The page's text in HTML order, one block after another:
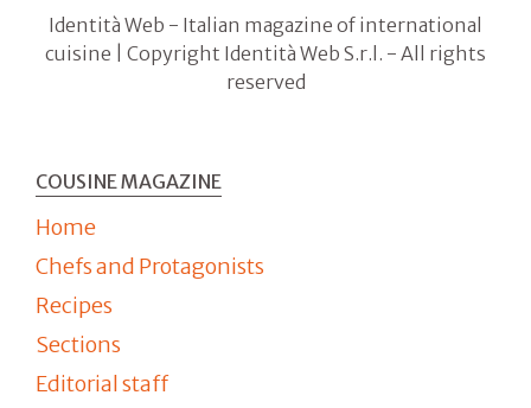
Identità Web - Italian magazine of international
cuisine | Copyright Identità Web S.r.l. - All rights
reserved
COUSINE MAGAZINE
Home
Chefs and Protagonists
Recipes
Sections
Editorial staff